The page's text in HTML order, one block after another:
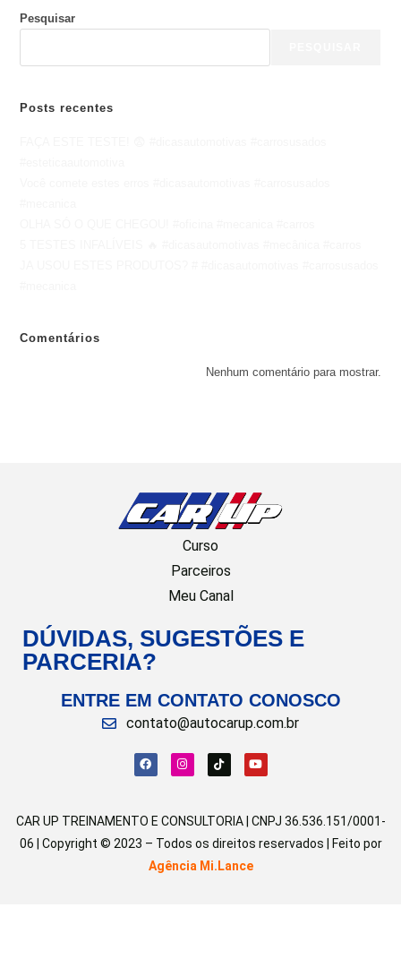
Pesquisar
Posts recentes
Comentários
Nenhum comentário para mostrar.
Curso
Parceiros
Meu Canal
DÚVIDAS, SUGESTÕES E
PARCERIA?
ENTRE EM CONTATO CONOSCO
contato@autocarup.com.br
CAR UP TREINAMENTO E CONSULTORIA | CNPJ 36.536.151/0001-
06 | Copyright © 2023 – Todos os direitos reservados | Feito por
Agência Mi.Lance